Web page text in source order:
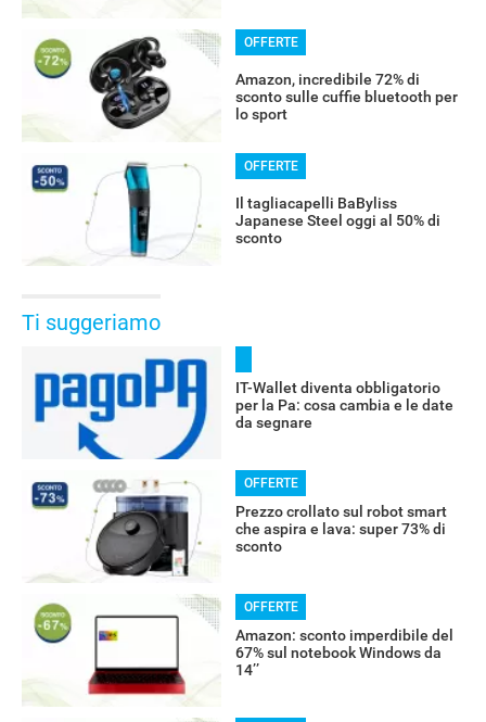
OFFERTE
Amazon, incredibile 72% di
sconto sulle cuffie bluetooth per
lo sport
OFFERTE
Il tagliacapelli BaByliss
Japanese Steel oggi al 50% di
sconto
Ti suggeriamo
IT-Wallet diventa obbligatorio
per la Pa: cosa cambia e le date
da segnare
OFFERTE
Prezzo crollato sul robot smart
che aspira e lava: super 73% di
sconto
OFFERTE
Amazon: sconto imperdibile del
67% sul notebook Windows da
14’’